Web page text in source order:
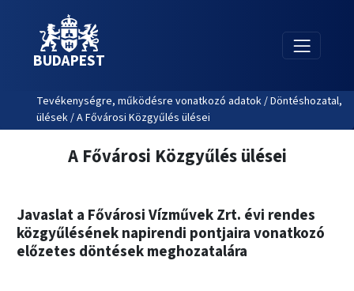
BUDAPEST
Tevékenységre, működésre vonatkozó adatok / Döntéshozatal,
ülések / A Fővárosi Közgyűlés ülései
A Fővárosi Közgyűlés ülései
Javaslat a Fővárosi Vízművek Zrt. évi rendes
közgyűlésének napirendi pontjaira vonatkozó
előzetes döntések meghozatalára